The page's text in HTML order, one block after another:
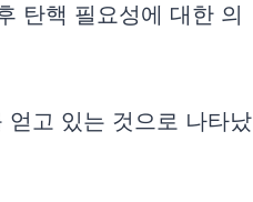
탄핵 필요성에 대한 의
얻고 있는 것으로 나타났